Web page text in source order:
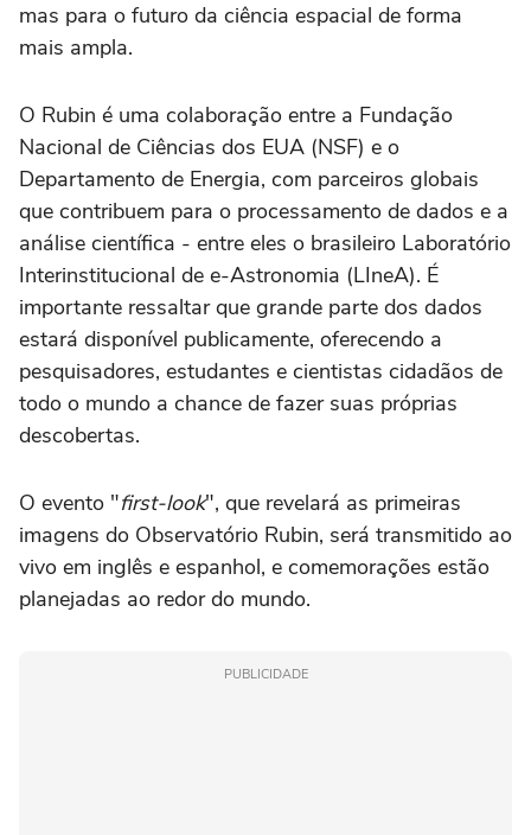
mas para o futuro da ciência espacial de forma
mais ampla.
O Rubin é uma colaboração entre a Fundação
Nacional de Ciências dos EUA (NSF) e o
Departamento de Energia, com parceiros globais
que contribuem para o processamento de dados e a
análise científica - entre eles o brasileiro Laboratório
Interinstitucional de e-Astronomia (LIneA). É
importante ressaltar que grande parte dos dados
estará disponível publicamente, oferecendo a
pesquisadores, estudantes e cientistas cidadãos de
todo o mundo a chance de fazer suas próprias
descobertas.
O evento "first-look", que revelará as primeiras
imagens do Observatório Rubin, será transmitido ao
vivo em inglês e espanhol, e comemorações estão
planejadas ao redor do mundo.
PUBLICIDADE